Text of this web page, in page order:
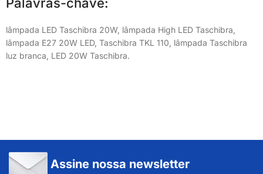
lâmpada LED Taschibra 20W, lâmpada High LED Taschibra,
lâmpada E27 20W LED, Taschibra TKL 110, lâmpada Taschibra
luz branca, LED 20W Taschibra.
Assine nossa newsletter